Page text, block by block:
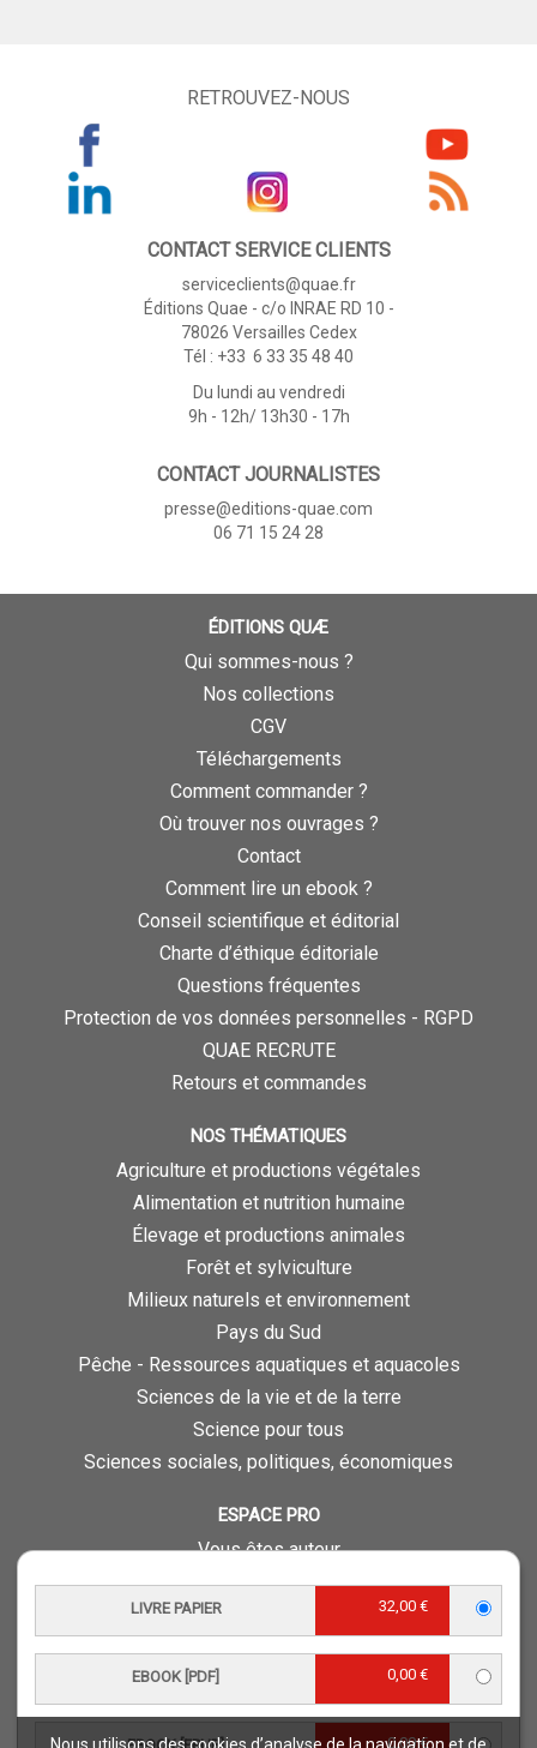
LIVRE PAPIER 32,00 €
EBOOK [PDF] 0,00 €
0,00 €
RETROUVEZ-NOUS
CONTACT SERVICE CLIENTS
serviceclients@quae.fr
Éditions Quae - c/o INRAE RD 10 -
78026 Versailles Cedex
Tél : +33 6 33 35 48 40
Du lundi au vendredi
9h - 12h/ 13h30 - 17h
CONTACT JOURNALISTES
presse@editions-quae.com
06 71 15 24 28
ÉDITIONS QUÆ
Qui sommes-nous ?
Nos collections
CGV
Téléchargements
Comment commander ?
Où trouver nos ouvrages ?
Contact
Comment lire un ebook ?
Conseil scientifique et éditorial
Charte d’éthique éditoriale
Questions fréquentes
Protection de vos données personnelles - RGPD
QUAE RECRUTE
Retours et commandes
NOS THÉMATIQUES
Agriculture et productions végétales
Alimentation et nutrition humaine
Élevage et productions animales
Forêt et sylviculture
Milieux naturels et environnement
Pays du Sud
Pêche - Ressources aquatiques et aquacoles
Sciences de la vie et de la terre
Science pour tous
Sciences sociales, politiques, économiques
ESPACE PRO
Vous êtes auteur
Vous êtes journaliste
Vous êtes libraire
Foreign rights
Procédure d'évaluation